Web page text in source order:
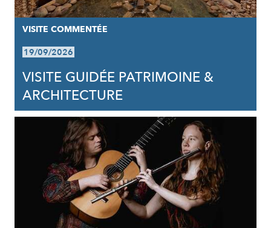
VISITE COMMENTÉE
19/09/2026
VISITE GUIDÉE PATRIMOINE &
ARCHITECTURE